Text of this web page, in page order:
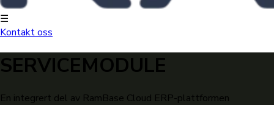
☰
Kontakt oss
SERVICEMODULE
En integrert del av RamBase Cloud ERP-plattformen